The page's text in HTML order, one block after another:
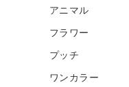
アニマル
フラワー
プッチ
ワンカラー